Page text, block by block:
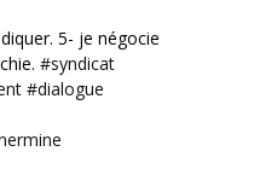
5- je négocie
#syndicat
#dialogue